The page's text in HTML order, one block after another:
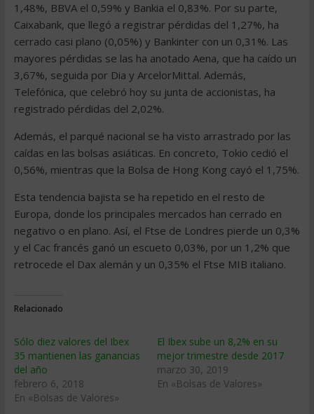
1,48%, BBVA el 0,59% y Bankia el 0,83%. Por su parte,
Caixabank, que llegó a registrar pérdidas del 1,27%, ha
cerrado casi plano (0,05%) y Bankinter con un 0,31%. Las
mayores pérdidas se las ha anotado Aena, que ha caído un
3,67%, seguida por Dia y ArcelorMittal. Además,
Telefónica, que celebró hoy su junta de accionistas, ha
registrado pérdidas del 2,02%.
Además, el parqué nacional se ha visto arrastrado por las
caídas en las bolsas asiáticas. En concreto, Tokio cedió el
0,56%, mientras que la Bolsa de Hong Kong cayó el 1,75%.
Esta tendencia bajista se ha repetido en el resto de
Europa, donde los principales mercados han cerrado en
negativo o en plano. Así, el Ftse de Londres pierde un 0,3%
y el Cac francés ganó un escueto 0,03%, por un 1,2% que
retrocede el Dax alemán y un 0,35% el Ftse MIB italiano.
Relacionado
Sólo diez valores del Ibex
35 mantienen las ganancias
del año
febrero 6, 2018
En «Bolsas de Valores»
El Ibex sube un 8,2% en su
mejor trimestre desde 2017
marzo 30, 2019
En «Bolsas de Valores»